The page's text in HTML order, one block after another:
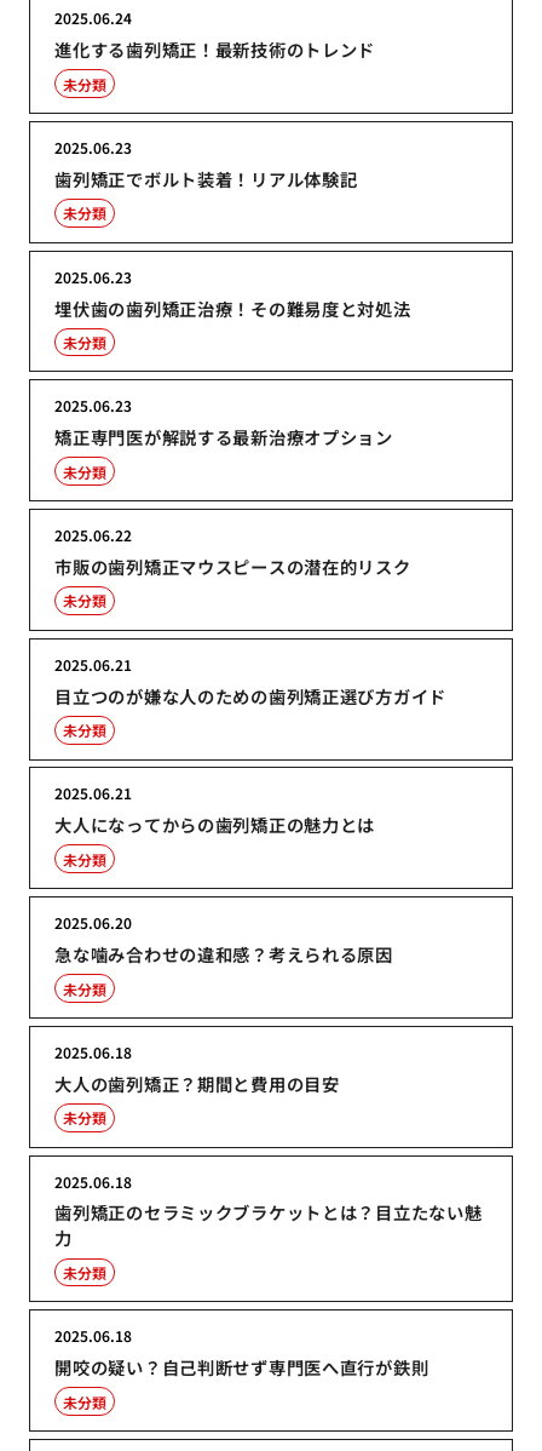
進化する歯列矯正！最新技術のトレンド
2025.06.24
未分類
歯列矯正でボルト装着！リアル体験記
2025.06.23
未分類
埋伏歯の歯列矯正治療！その難易度と対処法
2025.06.23
未分類
矯正専門医が解説する最新治療オプション
2025.06.23
未分類
市販の歯列矯正マウスピースの潜在的リスク
2025.06.22
未分類
目立つのが嫌な人のための歯列矯正選び方ガイド
2025.06.21
未分類
大人になってからの歯列矯正の魅力とは
2025.06.21
未分類
急な噛み合わせの違和感？考えられる原因
2025.06.20
未分類
大人の歯列矯正？期間と費用の目安
2025.06.18
未分類
歯列矯正のセラミックブラケットとは？目立たない魅
力
2025.06.18
未分類
開咬の疑い？自己判断せず専門医へ直行が鉄則
2025.06.18
未分類